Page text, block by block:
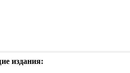
издания: